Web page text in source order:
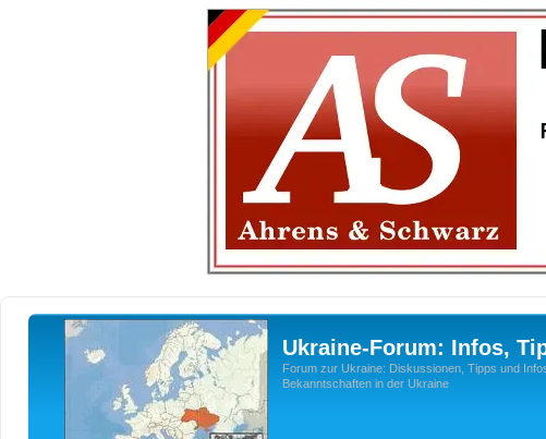
Ukraine-Forum: Infos,
Forum zur Ukraine: Diskussionen, Tipps und
Bekanntschaften in der Ukraine